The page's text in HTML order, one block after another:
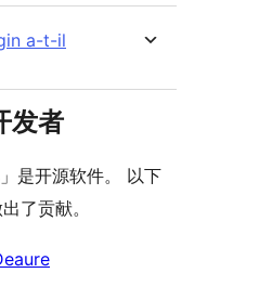
a-t-il
发者
是开源软件。 以下
了贡献。